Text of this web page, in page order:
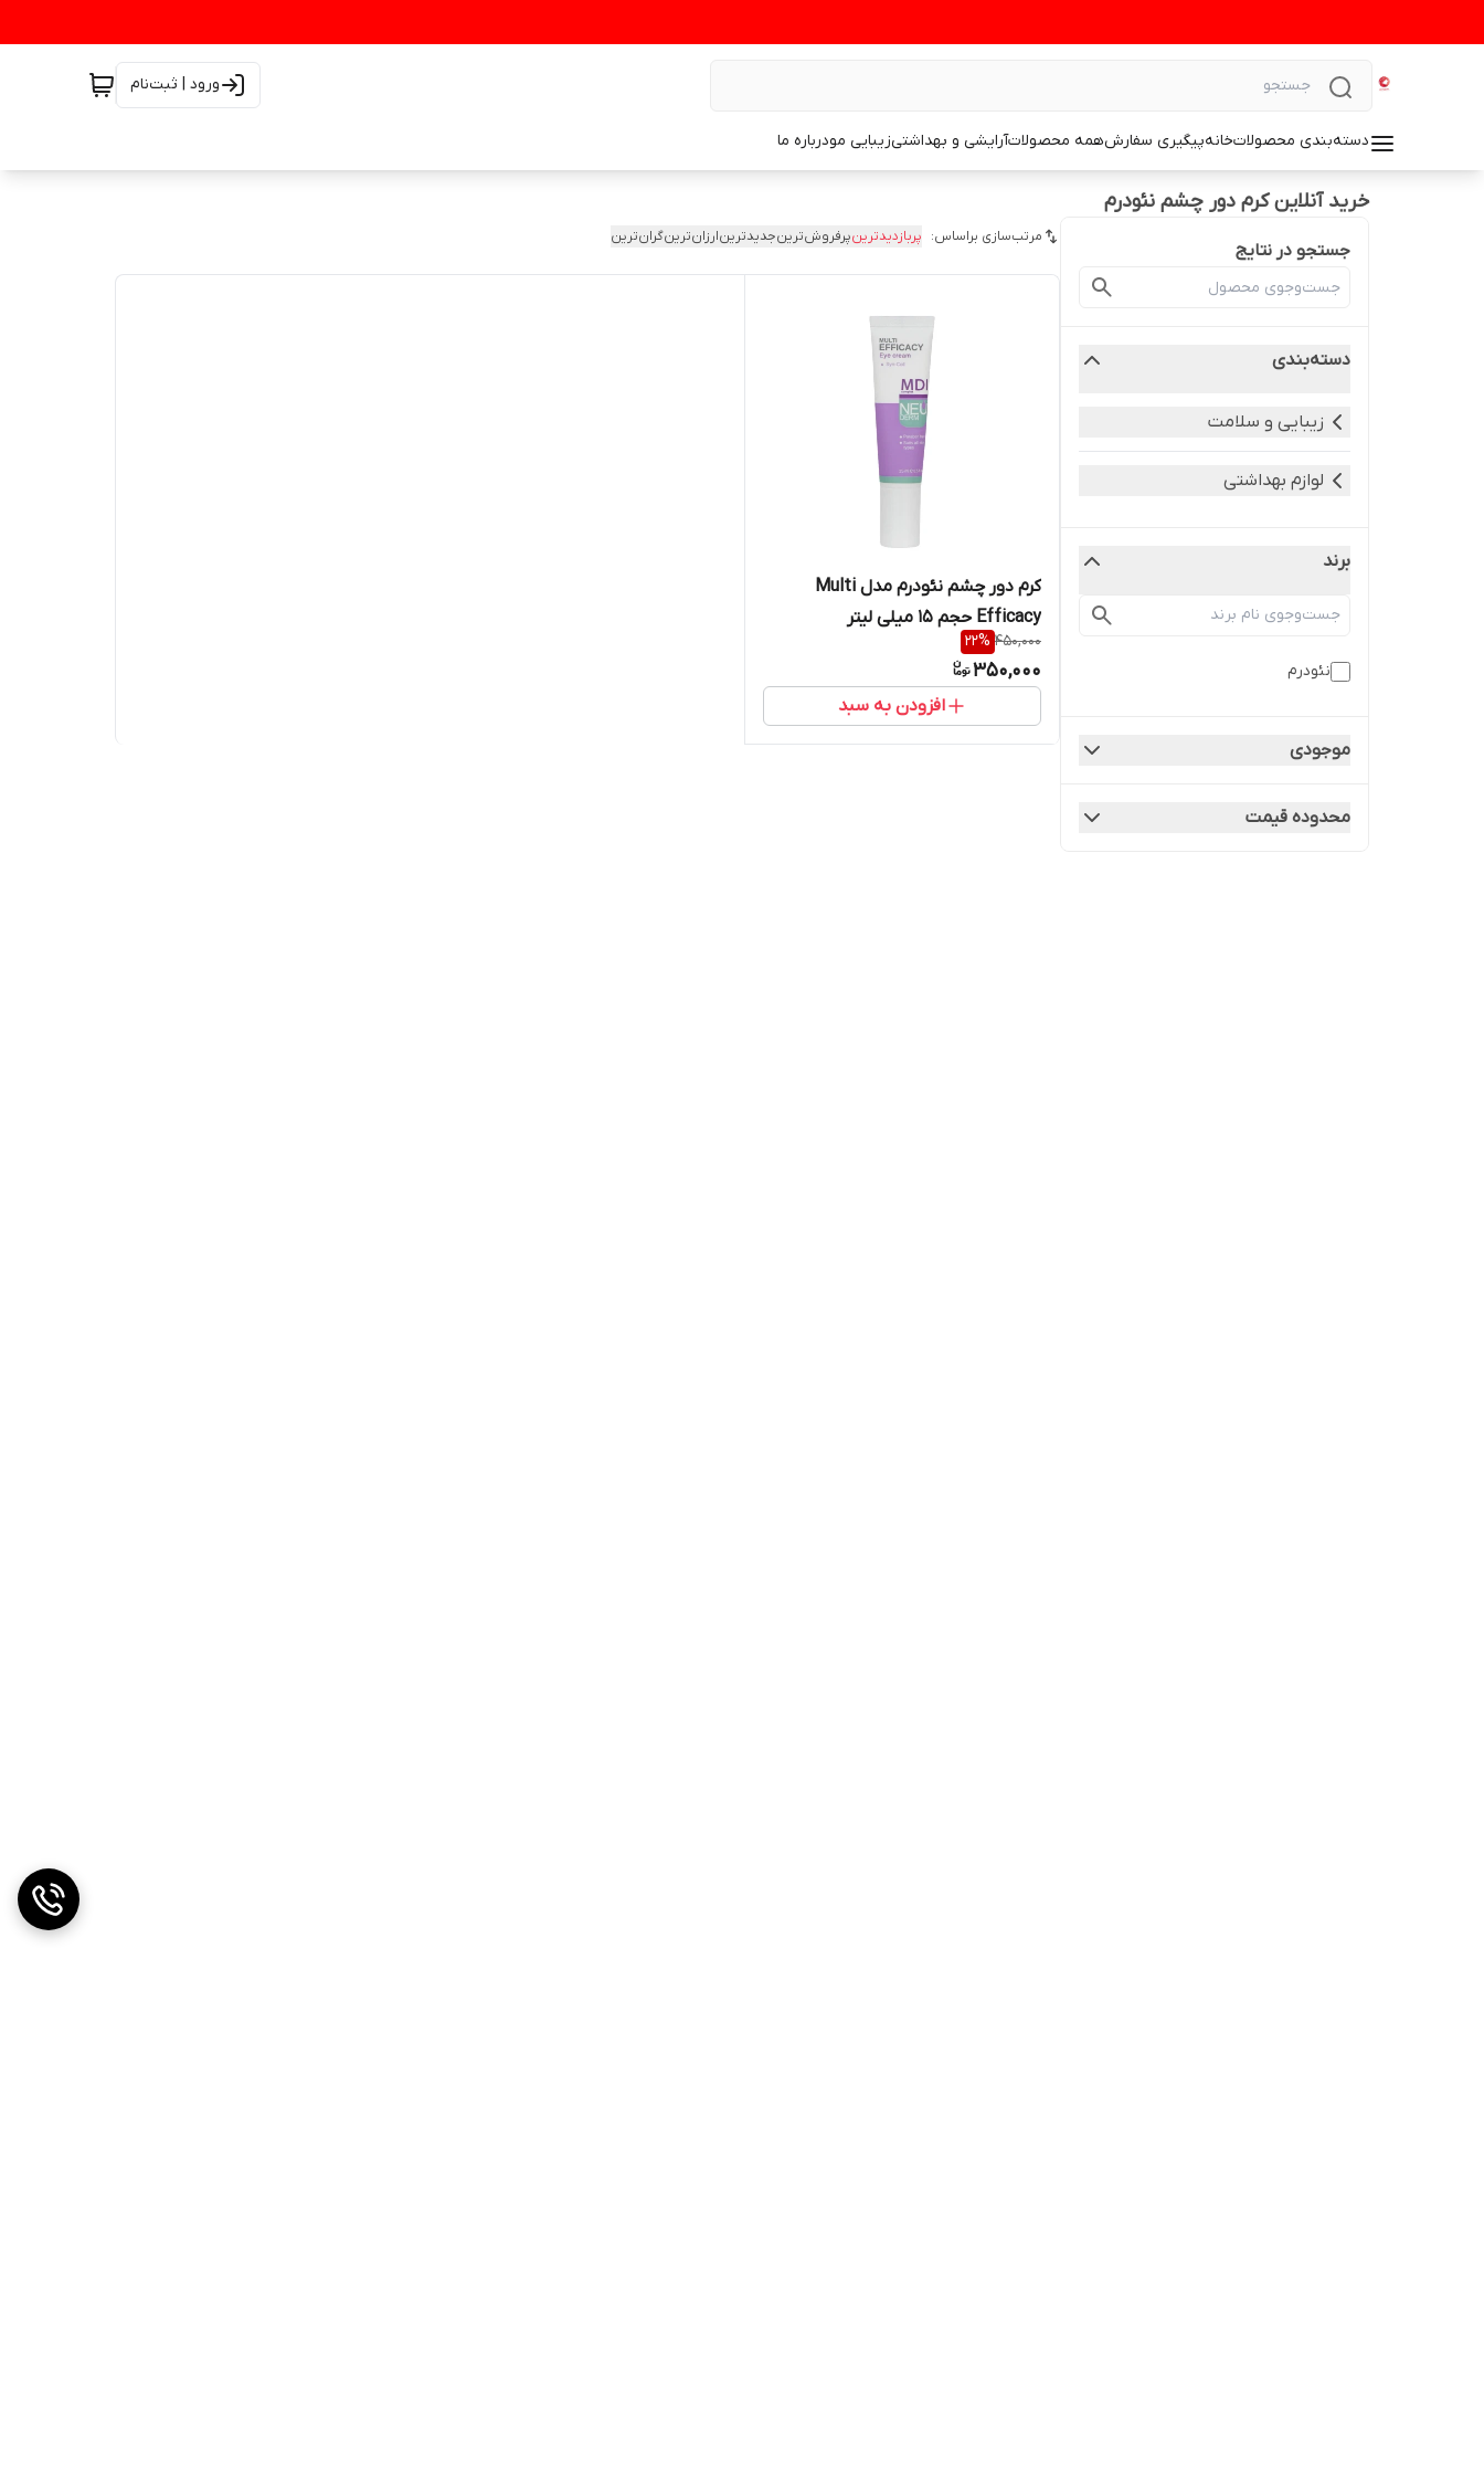
ورود | ثبت‌نام
دسته‌بندی محصولاتخانهپیگیری سفارشهمه محصولاتآرایشی و بهداشتیزیبایی مودرباره ما
خرید آنلاین کرم دور چشم نئودرم
جستجو در نتایج
دسته‌بندی
زیبایی و سلامت
لوازم بهداشتی
برند
نئودرم
موجودی
محدوده قیمت
مرتب‌سازی براساس: پربازدیدترینپرفروش‌ترینجدیدترینارزان‌ترینگران‌ترین
کرم دور چشم نئودرم مدل Multi
Efficacy حجم 15 میلی لیتر
450,000
22%
350,000
افزودن به سبد